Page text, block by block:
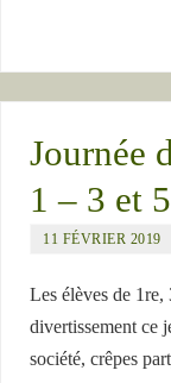
Journée
1 – 3 et
11 FÉVRIER 2019
Les élèves de
divertissement ce
société, crêpes